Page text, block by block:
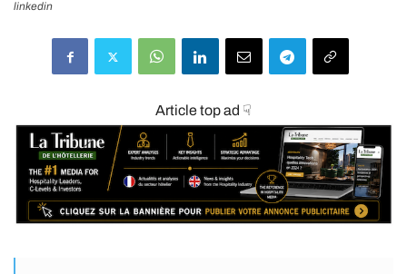
linkedin
Article top ad ☟